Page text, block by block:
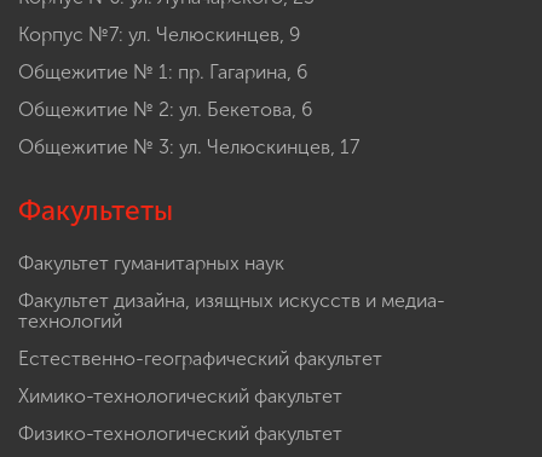
Корпус №7: ул. Челюскинцев, 9
Общежитие № 1: пр. Гагарина, 6
Общежитие № 2: ул. Бекетова, 6
Общежитие № 3: ул. Челюскинцев, 17
Факультеты
Факультет гуманитарных наук
Факультет дизайна, изящных искусств и медиа-
технологий
Естественно-географический факультет
Химико-технологический факультет
Физико-технологический факультет